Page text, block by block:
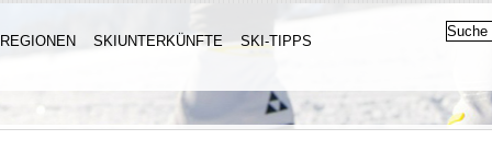
SKIUNTERKÜNFTE SKI-TIPPS